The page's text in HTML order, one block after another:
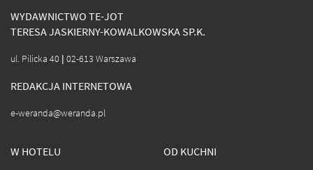
WYDAWNICTWO TE-JOT
TERESA JASKIERNY-KOWALKOWSKA SP.K.
ul. Pilicka 40 | 02-613 Warszawa
REDAKCJA INTERNETOWA
e-weranda@weranda.pl
W HOTELU OD KUCHNI